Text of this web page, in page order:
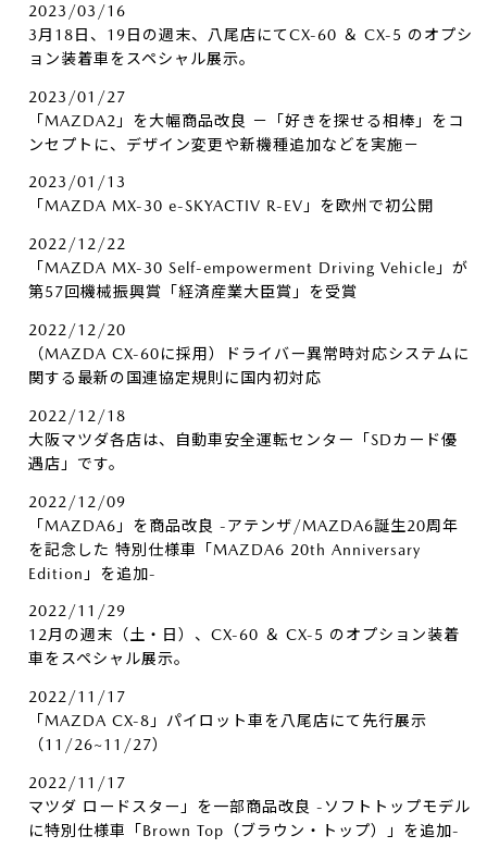
2023/03/16
3月18日、19日の週末、八尾店にてCX-60 ＆ CX-5 のオプシ
ョン装着車をスペシャル展示。
2023/01/27
「MAZDA2」を大幅商品改良 －「好きを探せる相棒」をコ
ンセプトに、デザイン変更や新機種追加などを実施－
2023/01/13
「MAZDA MX-30 e-SKYACTIV R-EV」を欧州で初公開
2022/12/22
「MAZDA MX-30 Self-empowerment Driving Vehicle」が
第57回機械振興賞「経済産業大臣賞」を受賞
2022/12/20
（MAZDA CX-60に採用）ドライバー異常時対応システムに
関する最新の国連協定規則に国内初対応
2022/12/18
大阪マツダ各店は、自動車安全運転センター「SDカード優
遇店」です。
2022/12/09
「MAZDA6」を商品改良 -アテンザ/MAZDA6誕生20周年
を記念した 特別仕様車「MAZDA6 20th Anniversary
Edition」を追加-
2022/11/29
12月の週末（土・日）、CX-60 ＆ CX-5 のオプション装着
車をスペシャル展示。
2022/11/17
「MAZDA CX-8」パイロット車を八尾店にて先行展示
（11/26~11/27）
2022/11/17
マツダ ロードスター」を一部商品改良 -ソフトトップモデル
に特別仕様車「Brown Top（ブラウン・トップ）」を追加-